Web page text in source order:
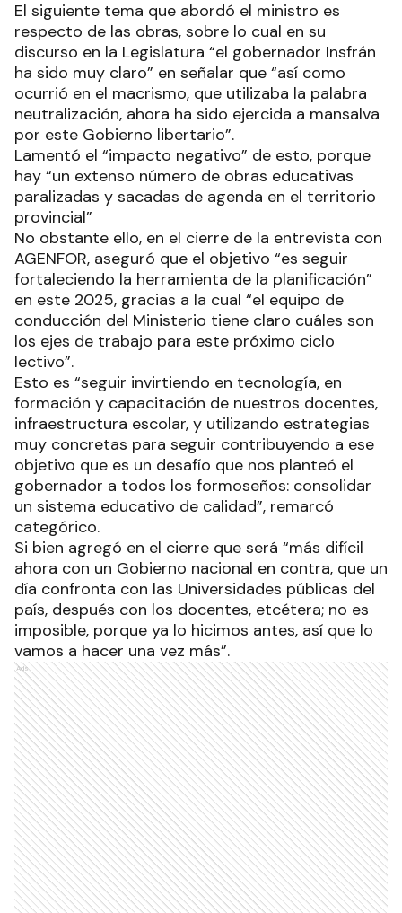
El siguiente tema que abordó el ministro es
respecto de las obras, sobre lo cual en su
discurso en la Legislatura “el gobernador Insfrán
ha sido muy claro” en señalar que “así como
ocurrió en el macrismo, que utilizaba la palabra
neutralización, ahora ha sido ejercida a mansalva
por este Gobierno libertario”.
Lamentó el “impacto negativo” de esto, porque
hay “un extenso número de obras educativas
paralizadas y sacadas de agenda en el territorio
provincial”
No obstante ello, en el cierre de la entrevista con
AGENFOR, aseguró que el objetivo “es seguir
fortaleciendo la herramienta de la planificación”
en este 2025, gracias a la cual “el equipo de
conducción del Ministerio tiene claro cuáles son
los ejes de trabajo para este próximo ciclo
lectivo”.
Esto es “seguir invirtiendo en tecnología, en
formación y capacitación de nuestros docentes,
infraestructura escolar, y utilizando estrategias
muy concretas para seguir contribuyendo a ese
objetivo que es un desafío que nos planteó el
gobernador a todos los formoseños: consolidar
un sistema educativo de calidad”, remarcó
categórico.
Si bien agregó en el cierre que será “más difícil
ahora con un Gobierno nacional en contra, que un
día confronta con las Universidades públicas del
país, después con los docentes, etcétera; no es
imposible, porque ya lo hicimos antes, así que lo
vamos a hacer una vez más”.
Ads